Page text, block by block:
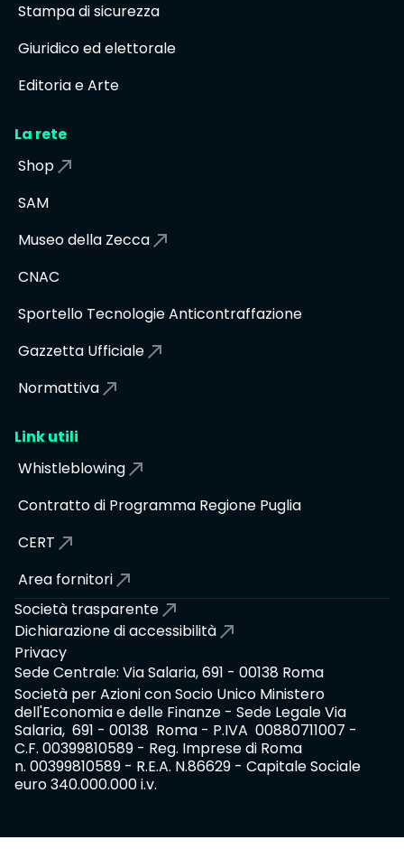
Stampa di sicurezza
Giuridico ed elettorale
Editoria e Arte
La rete
Shop
SAM
Museo della Zecca
CNAC
Sportello Tecnologie Anticontraffazione
Gazzetta Ufficiale
Normattiva
Link utili
Whistleblowing
Contratto di Programma Regione Puglia
CERT
Area fornitori
Società trasparente
Dichiarazione di accessibilità
Privacy
Sede Centrale: Via Salaria, 691 - 00138 Roma
Società per Azioni con Socio Unico Ministero
dell'Economia e delle Finanze - Sede Legale Via
Salaria, 691 - 00138 Roma - P.IVA 00880711007 -
C.F. 00399810589 - Reg. Imprese di Roma
n. 00399810589 - R.E.A. N.86629 - Capitale Sociale
euro 340.000.000 i.v.